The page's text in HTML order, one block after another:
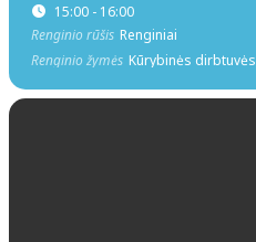
15:00 - 16:00
Renginio rūšis Renginiai
Renginio žymės Kūrybinės dirbtuvės